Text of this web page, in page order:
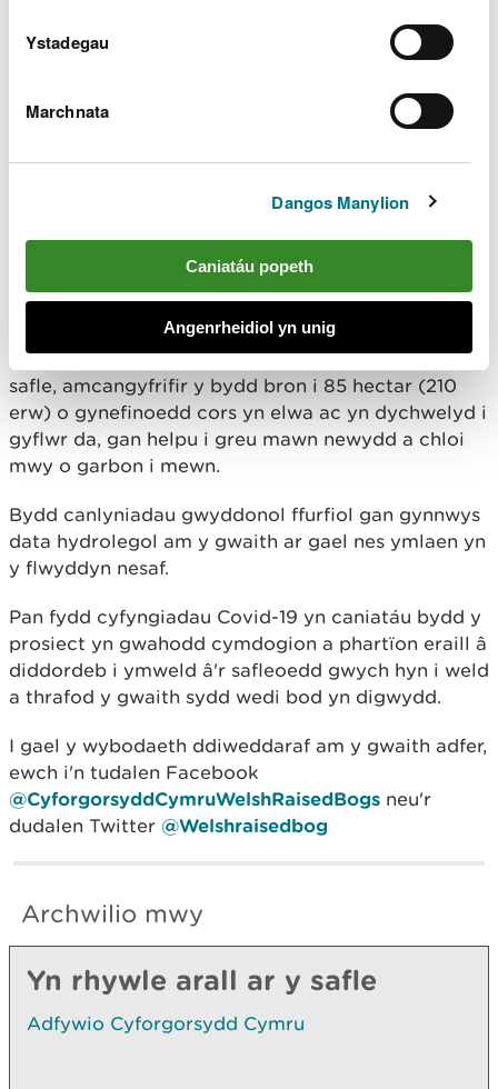
Ystadegau
Marchnata
Dangos Manylion
Caniatáu popeth
Angenrheidiol yn unig
fyndiau mawn ar Gors Fochno. Yn ogystal â hyn,
crëwyd dros 5,790 metr (4 milltir) o fyndiau mawn
Yr amcan hirdymor gyda'r dull hwn yw sefydlogi
o'r amser. Ni ddylai lefelau’r dŵr ostwng yn is na
30cm o arwyneb y gors am y 5% o’r amser sy’n
weddill.
Hyd yn hyn, drwy greu'r byndiau yma ar y ddau
safle, amcangyfrifir y bydd bron i 85 hectar (210
erw) o gynefinoedd cors yn elwa ac yn dychwelyd i
gyflwr da, gan helpu i greu mawn newydd a chloi
mwy o garbon i mewn.
Bydd canlyniadau gwyddonol ffurfiol gan gynnwys
data hydrolegol am y gwaith ar gael nes ymlaen yn
y flwyddyn nesaf.
Pan fydd cyfyngiadau Covid-19 yn caniatáu bydd y
prosiect yn gwahodd cymdogion a phartïon eraill â
diddordeb i ymweld â'r safleoedd gwych hyn i weld
a thrafod y gwaith sydd wedi bod yn digwydd.
I gael y wybodaeth ddiweddaraf am y gwaith adfer,
ewch i'n tudalen Facebook
@CyforgorsyddCymruWelshRaisedBogs neu'r
dudalen Twitter @Welshraisedbog
Archwilio mwy
Yn rhywle arall ar y safle
Adfywio Cyforgorsydd Cymru